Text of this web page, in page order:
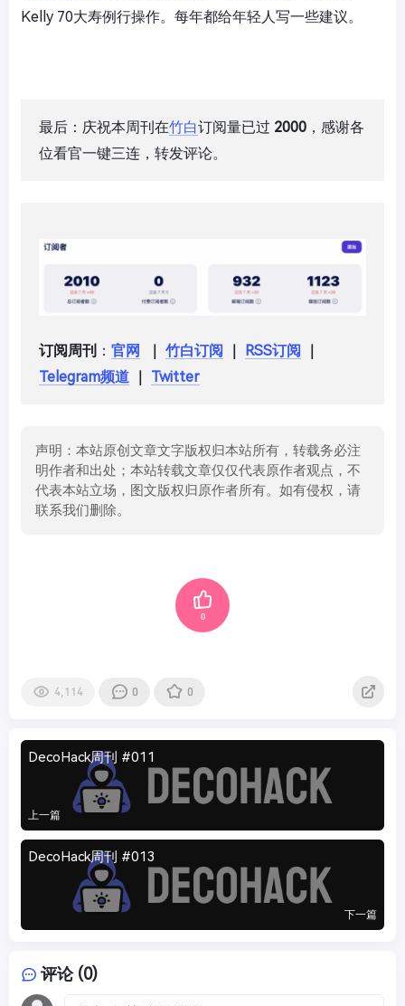
Kelly 70大寿例行操作。每年都给年轻人写一些建议。
最后：庆祝本周刊在竹白订阅量已过 2000 ，感谢各
位看官一键三连，转发评论。
订阅周刊 ： 官网 竹白订阅 RSS订阅
Telegram频道
Twitter
声明：本站原创文章文字版权归本站所有，转载务必注
明作者和出处；本站转载文章仅仅代表原作者观点，不
代表本站立场，图文版权归原作者所有。如有侵权，请
联系我们删除。
0
4,114 0 0
DecoHack周刊 #011
上一篇
DecoHack周刊 #013
下一篇
评论 (0)